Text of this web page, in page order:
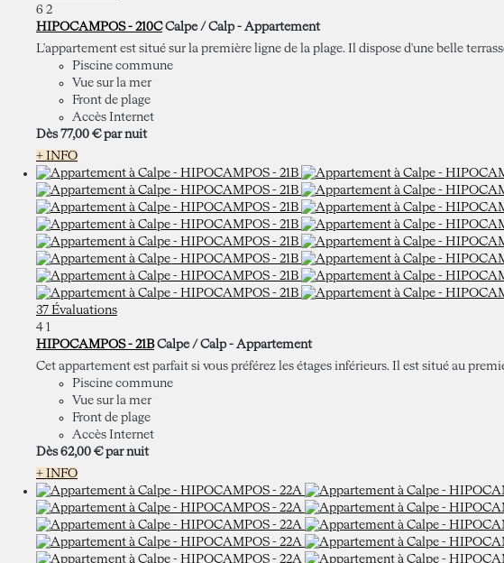
6 2
HIPOCAMPOS - 210C Calpe / Calp - Appartement
L'appartement est situé sur la première ligne de la plage. Il dispose d'une belle
Piscine commune
Vue sur la mer
Front de plage
Accès Internet
Dès 77,00 € par nuit
+ INFO
37 Évaluations
4 1
HIPOCAMPOS - 21B Calpe / Calp - Appartement
Cet appartement est parfait si vous préférez les étages inférieurs. Il est situé au
Piscine commune
Vue sur la mer
Front de plage
Accès Internet
Dès 62,00 € par nuit
+ INFO